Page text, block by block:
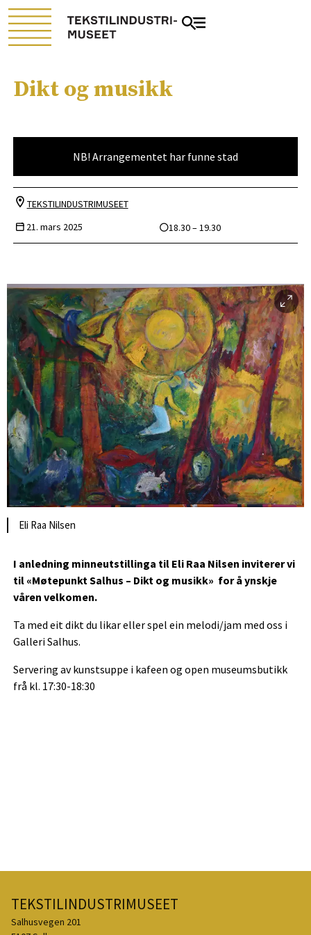
Dikt og musikk
NB! Arrangementet har funne stad
TEKSTILINDUSTRIMUSEET
21. mars 2025
18.30 – 19.30
Eli Raa Nilsen
I anledning minneutstillinga til Eli Raa Nilsen inviterer vi
til «Møtepunkt Salhus – Dikt og musikk» for å ynskje
våren velkomen.
Ta med eit dikt du likar eller spel ein melodi/jam med oss i
Galleri Salhus.
Servering av kunstsuppe i kafeen og open museumsbutikk
frå kl. 17:30-18:30
TEKSTILINDUSTRIMUSEET
Salhusvegen 201